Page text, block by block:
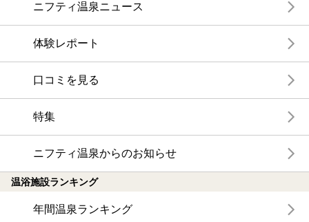
ニフティ温泉ニュース
体験レポート
口コミを見る
特集
ニフティ温泉からのお知らせ
温浴施設ランキング
年間温泉ランキング